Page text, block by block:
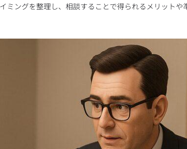
ミングを整理し、相談することで得られるメリットや